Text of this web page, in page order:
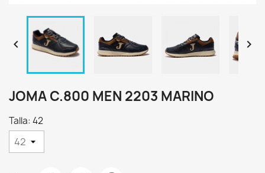
 
JOMA C.800 MEN 2203 MARINO
Talla: 42